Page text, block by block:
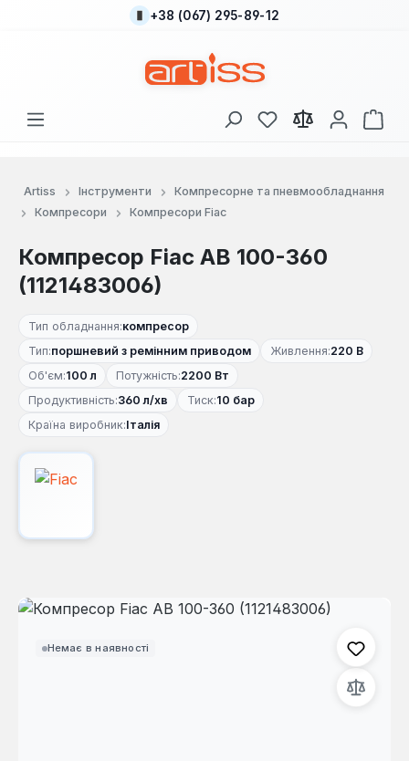
Перейти до основного вмісту
+38 (067) 295-89-12
У вас є 0 у списку
Artiss Інструменти
Компресорне та пневмообладнання
Компресори
Компресори Fiac
Компресор Fiac AB 100-360
(1121483006)
Тип обладнання:компресор
Тип:поршневий з ремінним приводом Живлення:220 В
Об'єм:100 л Потужність:2200 Вт
Продуктивність:360 л/хв Тиск:10 бар
Країна виробник:Італія
Немає в наявності
Пропустити галерею зображень